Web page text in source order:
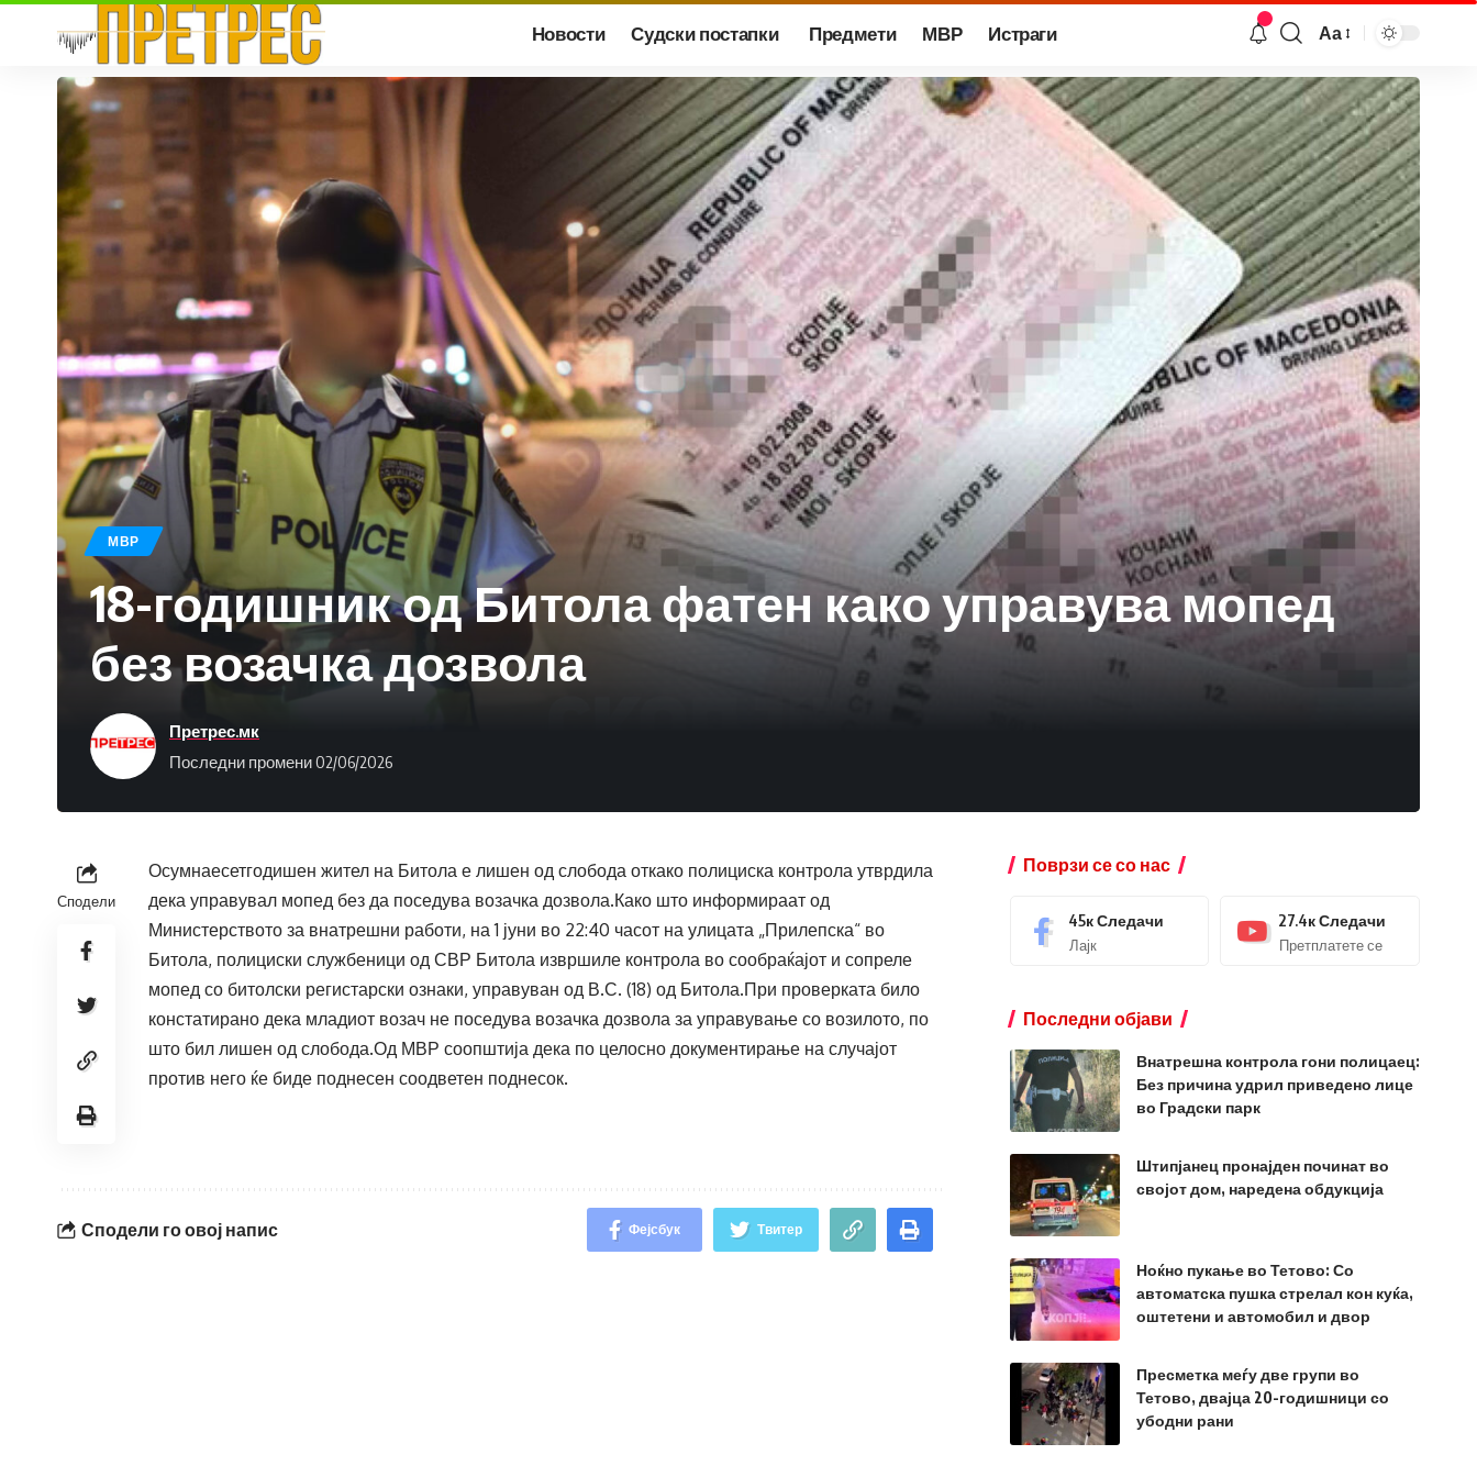
Новости Судски постапки Предмети МВР Истраги Аа
МВР
18-годишник од Битола фатен како управува мопед
без возачка дозвола
Последни промени 02/06/2026
Претрес.мк
Сподели
Осумнаесетгодишен жител на Битола е лишен од слобода откако полициска контрола утврдила
дека управувал мопед без да поседува возачка дозвола.Како што информираат од
Министерството за внатрешни работи, на 1 јуни во 22:40 часот на улицата „Прилепска“ во
Битола, полициски службеници од СВР Битола извршиле контрола во сообраќајот и сопреле
мопед со битолски регистарски ознаки, управуван од В.С. (18) од Битола.При проверката било
констатирано дека младиот возач не поседува возачка дозвола за управување со возилото, по
што бил лишен од слобода.Од МВР соопштија дека по целосно документирање на случајот
против него ќе биде поднесен соодветен поднесок.
Сподели го овој напис Фејсбук Твитер
Поврзи се со нас
45кСледачи
Лајк
27.4кСледачи
Претплатете се
Последни објави
Внатрешна контрола гони полицаец:
Без причина удрил приведено лице
во Градски парк
Штипјанец пронајден починат во
својот дом, наредена обдукција
Ноќно пукање во Тетово: Со
автоматска пушка стрелал кон куќа,
оштетени и автомобил и двор
Пресметка меѓу две групи во
Тетово, двајца 20-годишници со
убодни рани